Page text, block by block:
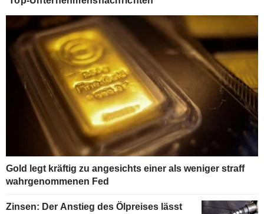
Gold legt kräftig zu angesichts einer als weniger straff
wahrgenommenen Fed
Zinsen: Der Anstieg des Ölpreises lässt